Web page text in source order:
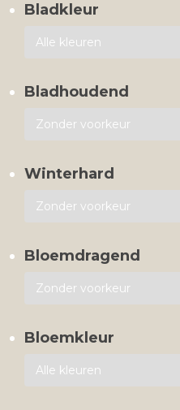
Bladkleur
Bladhoudend
Winterhard
Bloemdragend
Bloemkleur